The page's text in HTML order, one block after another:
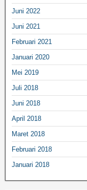
Juni 2022
Juni 2021
Februari 2021
Januari 2020
Mei 2019
Juli 2018
Juni 2018
April 2018
Maret 2018
Februari 2018
Januari 2018